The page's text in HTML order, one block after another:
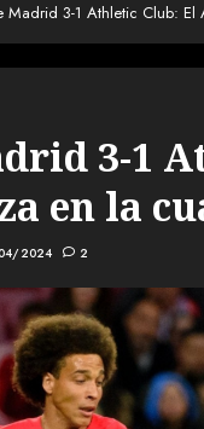
Madrid 3-1 Athletic Club: El
3-1
en la
2024 2